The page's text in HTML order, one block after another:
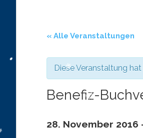
« Alle Veranstaltungen
Diese Veranstaltung
Benefiz-
28. November 2016